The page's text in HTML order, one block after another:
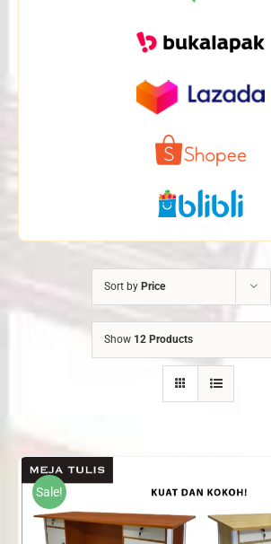
Sort by Price
Show 12 Products
Sale!